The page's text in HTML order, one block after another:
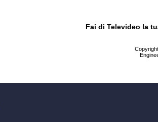
Fai di Televideo la